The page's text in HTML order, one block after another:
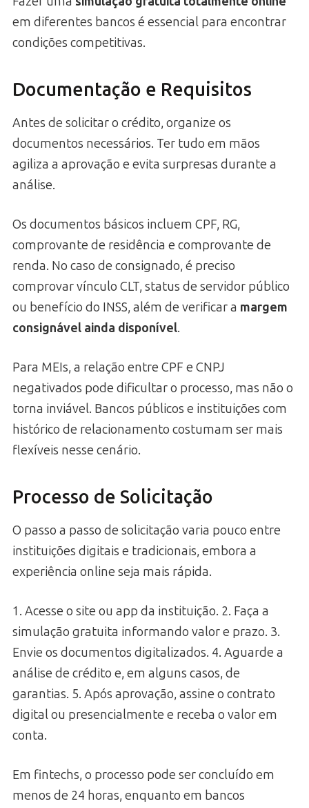
em diferentes bancos é essencial para encontrar
condições competitivas.
Documentação e Requisitos
Antes de solicitar o crédito, organize os
documentos necessários. Ter tudo em mãos
agiliza a aprovação e evita surpresas durante a
análise.
Os documentos básicos incluem CPF, RG,
comprovante de residência e comprovante de
renda. No caso de consignado, é preciso
comprovar vínculo CLT, status de servidor público
ou benefício do INSS, além de verificar a margem
consignável ainda disponível.
Para MEIs, a relação entre CPF e CNPJ
negativados pode dificultar o processo, mas não o
torna inviável. Bancos públicos e instituições com
histórico de relacionamento costumam ser mais
flexíveis nesse cenário.
Processo de Solicitação
O passo a passo de solicitação varia pouco entre
instituições digitais e tradicionais, embora a
experiência online seja mais rápida.
1. Acesse o site ou app da instituição. 2. Faça a
simulação gratuita informando valor e prazo. 3.
Envie os documentos digitalizados. 4. Aguarde a
análise de crédito e, em alguns casos, de
garantias. 5. Após aprovação, assine o contrato
digital ou presencialmente e receba o valor em
conta.
Em fintechs, o processo pode ser concluído em
menos de 24 horas, enquanto em bancos